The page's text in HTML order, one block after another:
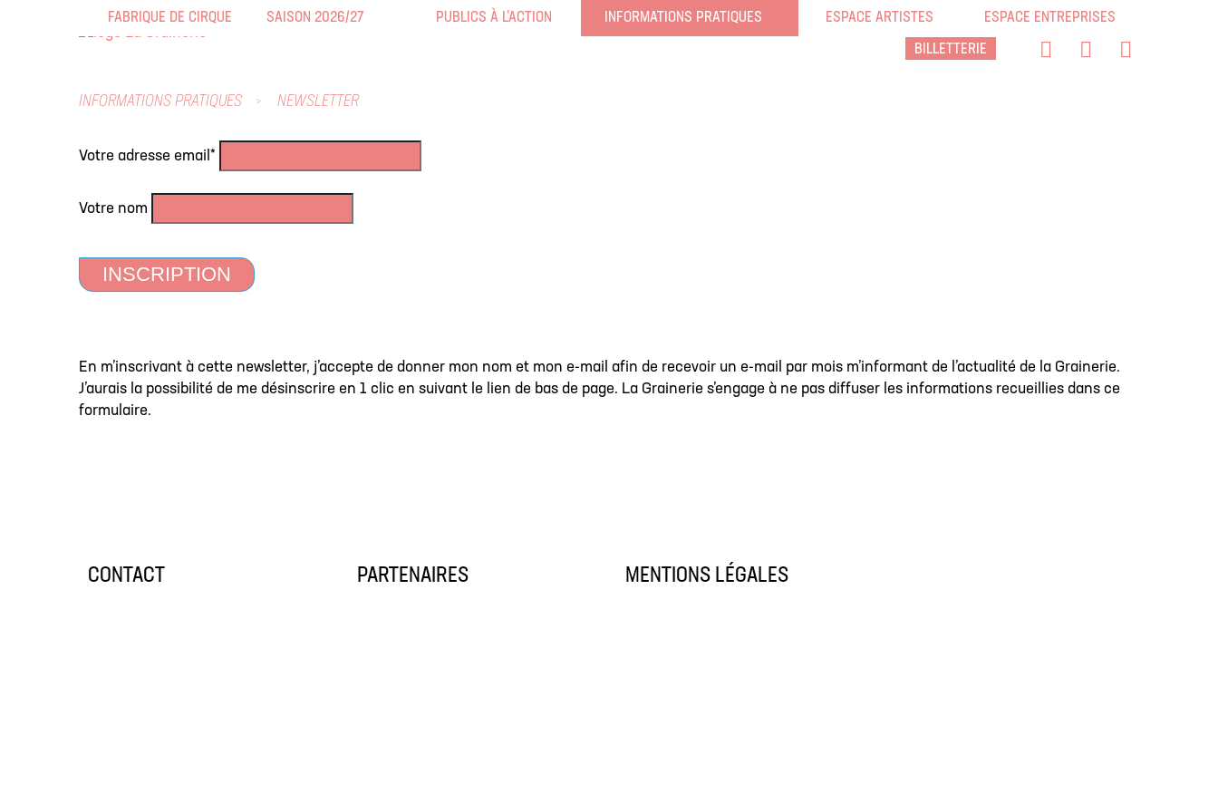
BILLETTERIE
FABRIQUE DE CIRQUE SAISON 2026/27 PUBLICS À L’ACTION INFORMATIONS PRATIQUES ESPACE ARTISTES ESPACE ENTREPRISES
INFORMATIONS PRATIQUES NEWSLETTER
Votre adresse email*
Votre nom
En m’inscrivant à cette newsletter, j’accepte de donner mon nom et mon e-mail afin de recevoir un e-mail par mois m’informant de l’actualité de la Grainerie.
J’aurais la possibilité de me désinscrire en 1 clic en suivant le lien de bas de page. La Grainerie s’engage à ne pas diffuser les informations recueillies dans ce
formulaire.
CONTACT PARTENAIRES MENTIONS LÉGALES